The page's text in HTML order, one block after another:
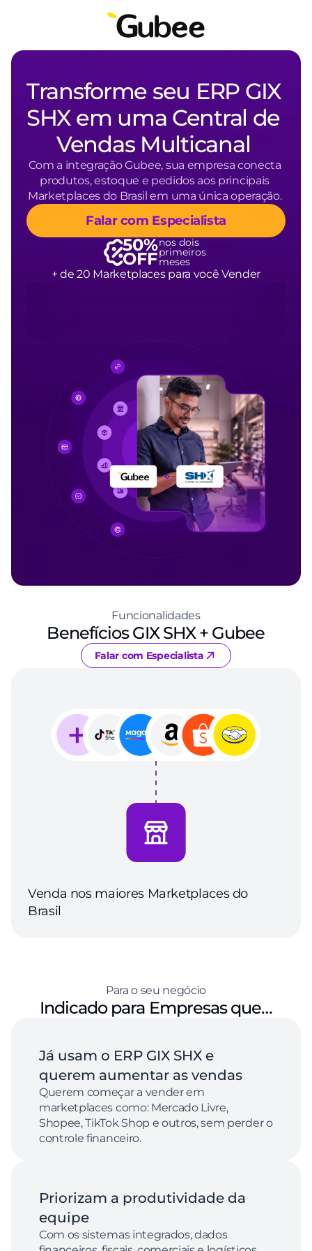
Transforme seu ERP GIX
SHX em uma Central de
Vendas Multicanal
Com a integração Gubee, sua empresa conecta
produtos, estoque e pedidos aos principais
Marketplaces do Brasil em uma única operação.
Falar com Especialista
50%
OFF
nos dois
primeiros
meses
+ de 20 Marketplaces para você Vender
Funcionalidades
Benefícios GIX SHX + Gubee
Falar com Especialista
Venda nos maiores Marketplaces do
Brasil
Para o seu negócio
Indicado para Empresas que…
Já usam o ERP GIX SHX e
querem aumentar as vendas
Querem começar a vender em
marketplaces como: Mercado Livre,
Shopee, TikTok Shop e outros, sem perder o
controle financeiro.
Priorizam a produtividade da
equipe
Com os sistemas integrados, dados